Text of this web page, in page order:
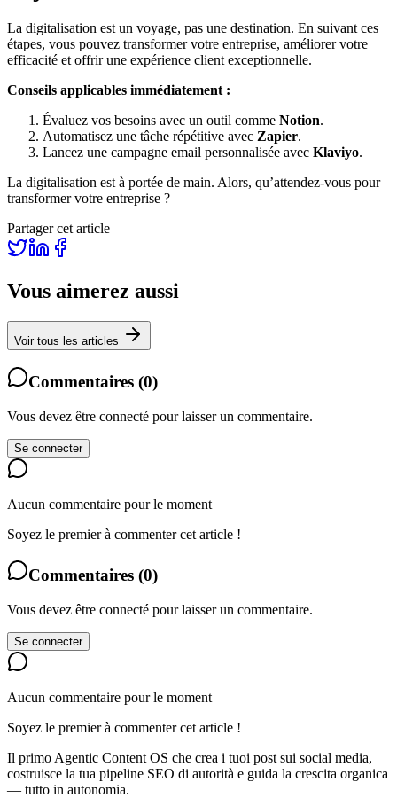
La digitalisation est un voyage, pas une destination. En suivant ces
étapes, vous pouvez transformer votre entreprise, améliorer votre
efficacité et offrir une expérience client exceptionnelle.
Conseils applicables immédiatement :
Évaluez vos besoins avec un outil comme Notion.
Automatisez une tâche répétitive avec Zapier.
Lancez une campagne email personnalisée avec Klaviyo.
La digitalisation est à portée de main. Alors, qu’attendez-vous pour
transformer votre entreprise ?
Partager cet article
Vous aimerez aussi
Voir tous les articles
Commentaires (0)
Vous devez être connecté pour laisser un commentaire.
Se connecter
Aucun commentaire pour le moment
Soyez le premier à commenter cet article !
Commentaires (0)
Vous devez être connecté pour laisser un commentaire.
Se connecter
Aucun commentaire pour le moment
Soyez le premier à commenter cet article !
Il primo Agentic Content OS che crea i tuoi post sui social media,
costruisce la tua pipeline SEO di autorità e guida la crescita organica
— tutto in autonomia.